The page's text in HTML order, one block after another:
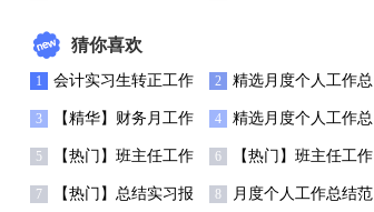
猜你喜欢
1 会计实习生转正工作
总结7篇
2 精选月度个人工作总
结锦集6篇
3 【精华】财务月工作
总结3篇
4 精选月度个人工作总
结模板集合五篇
5 【热门】班主任工作
总结模板汇总7篇
6 【热门】班主任工作
总结模板汇总7篇
7 【热门】总结实习报 8 月度个人工作总结范